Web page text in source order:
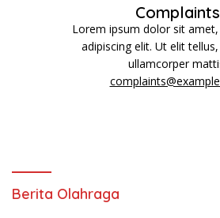
Complaints
Lorem ipsum dolor sit
adipiscing elit. Ut elit
ullamcorper
Berita Olahraga